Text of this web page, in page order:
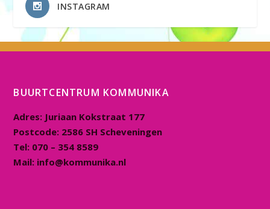
INSTAGRAM
BUURTCENTRUM KOMMUNIKA
Adres: Juriaan Kokstraat 177
Postcode: 2586 SH Scheveningen
Tel: 070 – 354 8589
Mail: info@kommunika.nl